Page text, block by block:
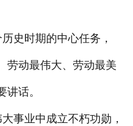
史时期的中心任务，
劳动最伟大、劳动最美
话。
事业中成立不朽功勋，